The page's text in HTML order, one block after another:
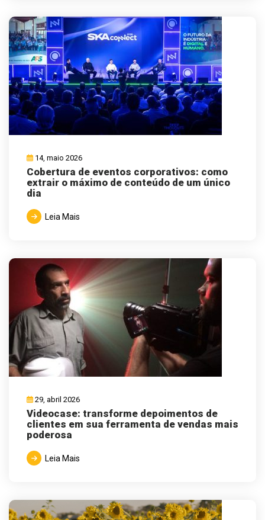
14, maio 2026
Cobertura de eventos corporativos: como
extrair o máximo de conteúdo de um único
dia
Leia Mais
29, abril 2026
Videocase: transforme depoimentos de
clientes em sua ferramenta de vendas mais
poderosa
Leia Mais